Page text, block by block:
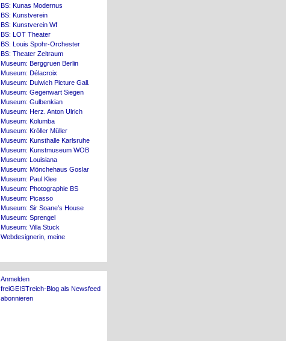
BS: Kunas Modernus
BS: Kunstverein
BS: Kunstverein Wf
BS: LOT Theater
BS: Louis Spohr-Orchester
BS: Theater Zeitraum
Museum: Berggruen Berlin
Museum: Délacroix
Museum: Dulwich Picture Gall.
Museum: Gegenwart Siegen
Museum: Gulbenkian
Museum: Herz. Anton Ulrich
Museum: Kolumba
Museum: Kröller Müller
Museum: Kunsthalle Karlsruhe
Museum: Kunstmuseum WOB
Museum: Louisiana
Museum: Mönchehaus Goslar
Museum: Paul Klee
Museum: Photographie BS
Museum: Picasso
Museum: Sir Soane’s House
Museum: Sprengel
Museum: Villa Stuck
Webdesignerin, meine
Anmelden
freiGEISTreich-Blog als Newsfeed
abonnieren